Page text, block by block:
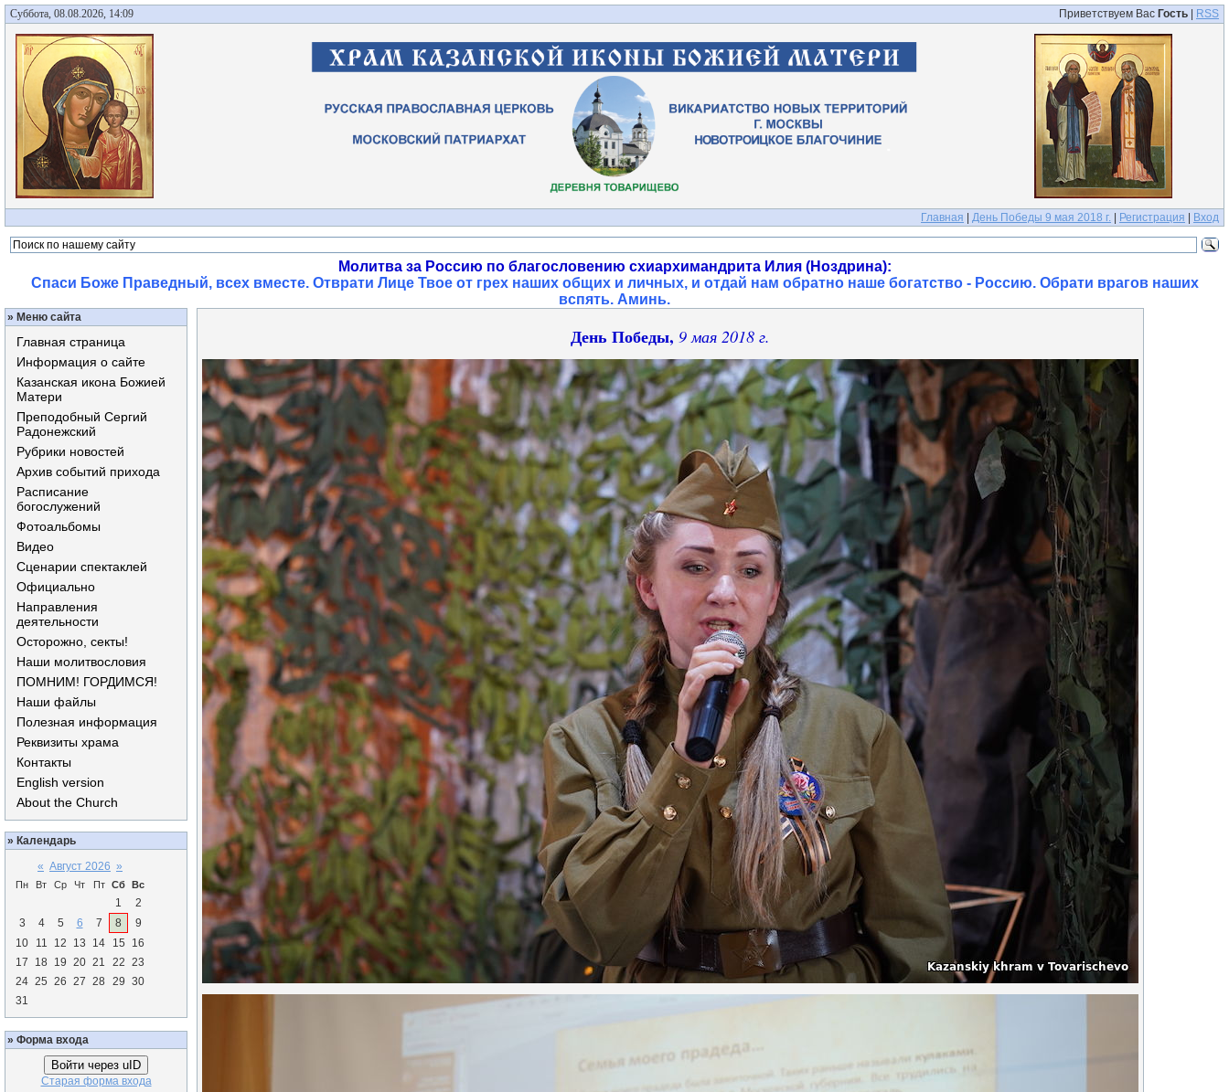
Суббота, 08.08.2026, 14:09 Приветствуем Вас Гость RSS
Главная День Победы 9 мая 2018 г. Регистрация Вход
Молитва за Россию по благословению схиархимандрита Илия (Ноздрина):
Спаси Боже Праведный, всех вместе. Отврати Лице Твое от грех наших общих и личных, и отдай нам обратно наше богатство - Россию. Обрати врагов наших
вспять. Аминь.
» Меню сайта
Главная страница
Информация о сайте
Казанская икона Божией
Матери
Преподобный Сергий
Радонежский
Рубрики новостей
Архив событий прихода
Расписание
богослужений
Фотоальбомы
Видео
Сценарии спектаклей
Официально
Направления
деятельности
Осторожно, секты!
Наши молитвословия
ПОМНИМ! ГОРДИМСЯ!
Наши файлы
Полезная информация
Реквизиты храма
Контакты
English version
About the Church
» Календарь
« Август 2026 »
Пн Вт Ср Чт Пт Сб Вс
1
2
3
4 5 6 7 8
9
10
11 12 13 14 15
16
17
18 19 20 21 22 23
24 25 26 27 28 29 30
31
» Форма входа
Войти через uID
Старая форма входа
День Победы, 9 мая 2018 г.